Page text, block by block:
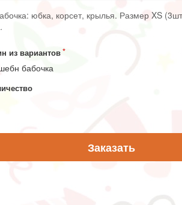
юбка, корсет, крылья. Размер XS
из вариантов
бабочка
Заказать